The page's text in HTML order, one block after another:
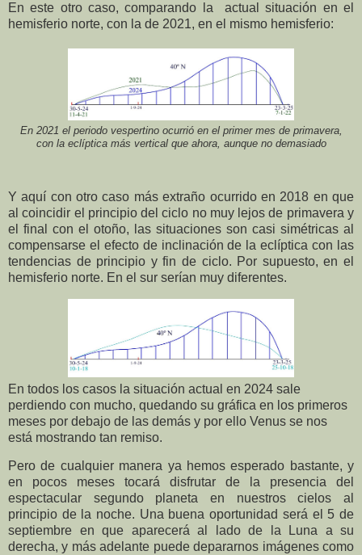
En este otro caso, comparando la actual situación en el
hemisferio norte, con la de 2021, en el mismo hemisferio:
En 2021 el periodo vespertino ocurrió en el primer mes de primavera,
con la eclíptica más vertical que ahora, aunque no demasiado
Y aquí con otro caso más extraño ocurrido en 2018 en que
al coincidir el principio del ciclo no muy lejos de primavera y
el final con el otoño,
las situaciones son casi simétricas al
compensarse el efecto de inclinación de la eclíptica con las
tendencias de principio y fin de ciclo. Por supuesto, en el
hemisferio norte. En el sur serían muy diferentes.
En todos los casos la situación actual en 2024 sale
perdiendo con mucho, quedando su gráfica en los primeros
meses por debajo de las demás y por ello Venus se nos
está mostrando tan remiso.
Pero de cualquier manera ya hemos esperado bastante, y
en pocos meses tocará disfrutar de la presencia del
espectacular segundo planeta en nuestros cielos al
principio de la noche. Una buena oportunidad será el 5 de
septiembre en que aparecerá al lado de la Luna a su
derecha, y más adelante puede depararnos imágenes como